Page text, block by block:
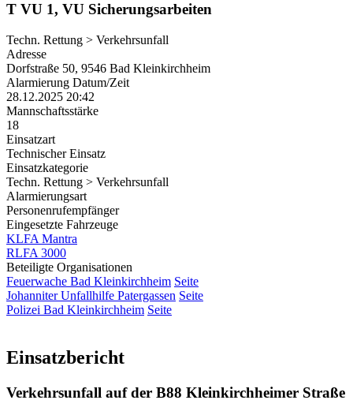
T VU 1, VU Sicherungsarbeiten
Techn. Rettung > Verkehrsunfall
Adresse
Dorfstraße 50, 9546 Bad Kleinkirchheim
Alarmierung Datum/Zeit
28.12.2025 20:42
Mannschaftsstärke
18
Einsatzart
Technischer Einsatz
Einsatzkategorie
Techn. Rettung > Verkehrsunfall
Alarmierungsart
Personenrufempfänger
Eingesetzte Fahrzeuge
KLFA Mantra
RLFA 3000
Beteiligte Organisationen
Feuerwache Bad Kleinkirchheim Seite
Johanniter Unfallhilfe Patergassen Seite
Polizei Bad Kleinkirchheim Seite
Einsatzbericht
Verkehrsunfall auf der B88 Kleinkirchheimer Straße